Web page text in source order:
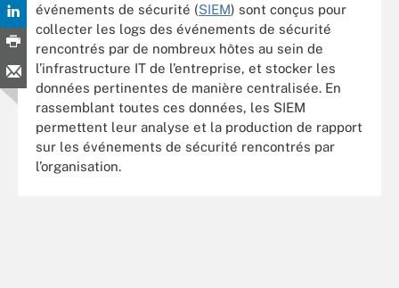
événements de sécurité (SIEM) sont conçus pour
collecter les logs des événements de sécurité
rencontrés par de nombreux hôtes au sein de
l’infrastructure IT de l’entreprise, et stocker les
données pertinentes de manière centralisée. En
rassemblant toutes ces données, les SIEM
permettent leur analyse et la production de rapport
sur les événements de sécurité rencontrés par
l’organisation.